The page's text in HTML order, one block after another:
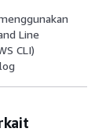
Line
CLI)